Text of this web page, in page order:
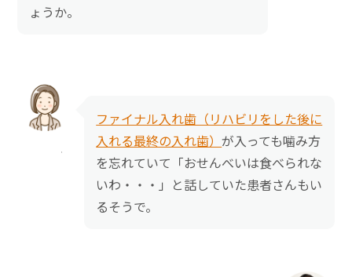
ょうか。
ファイナル入れ歯（リハビリをした後に
入れる最終の入れ歯）が入っても噛み方
を忘れていて「おせんべいは食べられな
いわ・・・」と話していた患者さんもい
るそうで。